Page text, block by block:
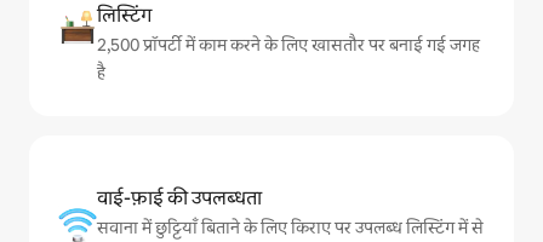
लिस्टिंग
2,500 प्रॉपर्टी में काम करने के लिए खासतौर पर बनाई गई जगह
है
वाई-फ़ाई की उपलब्धता
सवाना में छुट्टियाँ बिताने के लिए किराए पर उपलब्ध लिस्टिंग में से